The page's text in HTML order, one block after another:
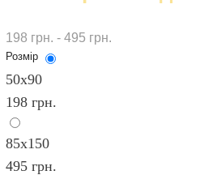
198 грн. - 495 грн.
Розмір
50х90
198 грн.
85x150
495 грн.